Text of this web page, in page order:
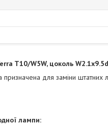
T10/W5W, цоколь
для заміни штатних
лампи: